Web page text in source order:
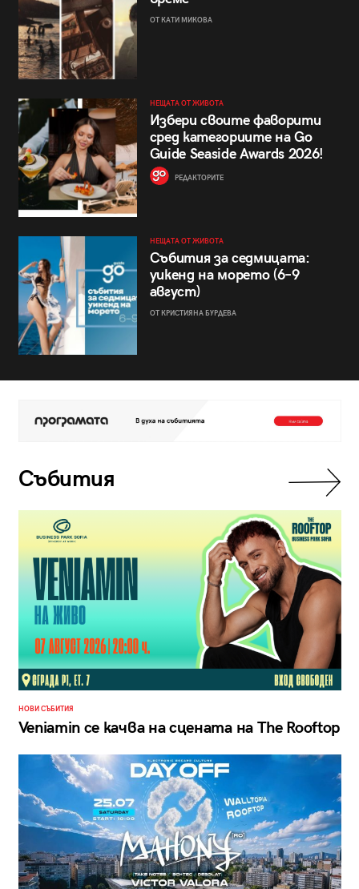
ОТ КАТИ МИКОВА
НЕЩАТА ОТ ЖИВОТА
Избери своите фаворити
сред категориите на Go
Guide Seaside Awards 2026!
РЕДАКТОРИТЕ
НЕЩАТА ОТ ЖИВОТА
Събития за седмицата:
уикенд на морето (6–9
август)
ОТ КРИСТИЯНА БУРДЕВА
Събития
НОВИ СЪБИТИЯ
Veniamin се качва на сцената на The Rooftop